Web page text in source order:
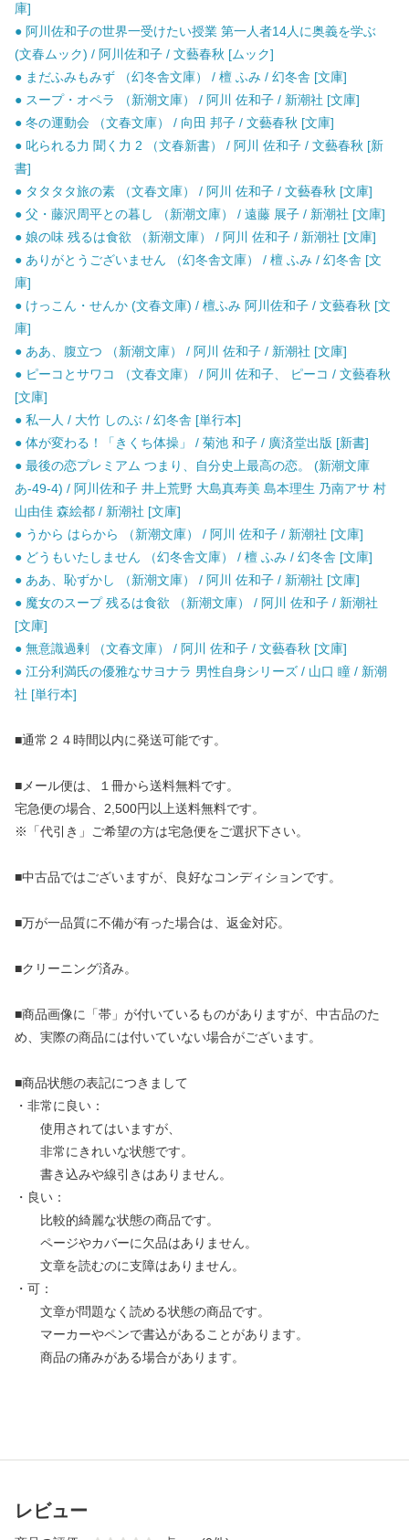
庫]
● 阿川佐和子の世界一受けたい授業 第一人者14人に奥義を学ぶ
(文春ムック) / 阿川佐和子 / 文藝春秋 [ムック]
● まだふみもみず （幻冬舎文庫） / 檀 ふみ / 幻冬舎 [文庫]
● スープ・オペラ （新潮文庫） / 阿川 佐和子 / 新潮社 [文庫]
● 冬の運動会 （文春文庫） / 向田 邦子 / 文藝春秋 [文庫]
● 叱られる力 聞く力 2 （文春新書） / 阿川 佐和子 / 文藝春秋 [新
書]
● タタタタ旅の素 （文春文庫） / 阿川 佐和子 / 文藝春秋 [文庫]
● 父・藤沢周平との暮し （新潮文庫） / 遠藤 展子 / 新潮社 [文庫]
● 娘の味 残るは食欲 （新潮文庫） / 阿川 佐和子 / 新潮社 [文庫]
● ありがとうございません （幻冬舎文庫） / 檀 ふみ / 幻冬舎 [文
庫]
● けっこん・せんか (文春文庫) / 檀ふみ 阿川佐和子 / 文藝春秋 [文
庫]
● ああ、腹立つ （新潮文庫） / 阿川 佐和子 / 新潮社 [文庫]
● ピーコとサワコ （文春文庫） / 阿川 佐和子、 ピーコ / 文藝春秋
[文庫]
● 私一人 / 大竹 しのぶ / 幻冬舎 [単行本]
● 体が変わる！「きくち体操」 / 菊池 和子 / 廣済堂出版 [新書]
● 最後の恋プレミアム つまり、自分史上最高の恋。 (新潮文庫
あ-49-4) / 阿川佐和子 井上荒野 大島真寿美 島本理生 乃南アサ 村
山由佳 森絵都 / 新潮社 [文庫]
● うから はらから （新潮文庫） / 阿川 佐和子 / 新潮社 [文庫]
● どうもいたしません （幻冬舎文庫） / 檀 ふみ / 幻冬舎 [文庫]
● ああ、恥ずかし （新潮文庫） / 阿川 佐和子 / 新潮社 [文庫]
● 魔女のスープ 残るは食欲 （新潮文庫） / 阿川 佐和子 / 新潮社
[文庫]
● 無意識過剰 （文春文庫） / 阿川 佐和子 / 文藝春秋 [文庫]
● 江分利満氏の優雅なサヨナラ 男性自身シリーズ / 山口 瞳 / 新潮
社 [単行本]
■通常２４時間以内に発送可能です。
■メール便は、１冊から送料無料です。
宅急便の場合、2,500円以上送料無料です。
※「代引き」ご希望の方は宅急便をご選択下さい。
■中古品ではございますが、良好なコンディションです。
■万が一品質に不備が有った場合は、返金対応。
■クリーニング済み。
■商品画像に「帯」が付いているものがありますが、中古品のた
め、実際の商品には付いていない場合がございます。
■商品状態の表記につきまして
・非常に良い：
使用されてはいますが、
非常にきれいな状態です。
書き込みや線引きはありません。
・良い：
比較的綺麗な状態の商品です。
ページやカバーに欠品はありません。
文章を読むのに支障はありません。
・可：
文章が問題なく読める状態の商品です。
マーカーやペンで書込があることがあります。
商品の痛みがある場合があります。
レビュー